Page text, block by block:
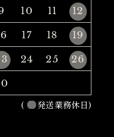
10 11
12
17 18
19
24 25
26
(
発送業務休日)